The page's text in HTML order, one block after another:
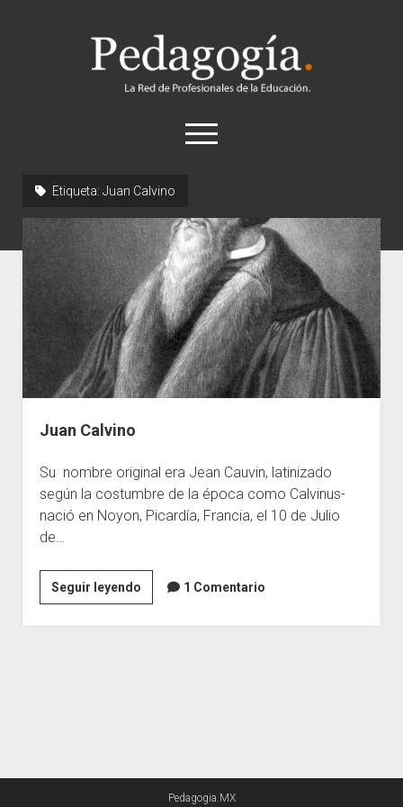
Pedagogía
abrir
el
Historia
Concepto
Entrevistas
Destacados
Biografías
Recursos
General
Etiqueta: Juan Calvino
Juan Calvino
Su nombre original era Jean Cauvin, latinizado
según la costumbre de la época como Calvinus-
nació en Noyon, Picardía, Francia, el 10 de Julio
de…
Seguir leyendoJuan
Calvino
1 Comentario
Pedagogia.MX